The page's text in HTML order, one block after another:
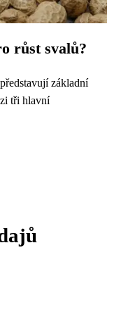
růst svalů?
základní
tři hlavní